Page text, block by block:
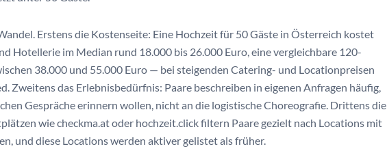
Erstens die Kostenseite: Eine Hochzeit für 50 Gäste in Österreich kostet
Hotellerie im Median rund 18.000 bis 26.000 Euro, eine vergleichbare 120-
38.000 und 55.000 Euro — bei steigenden Catering- und Locationpreisen
Zweitens das Erlebnisbedürfnis: Paare beschreiben in eigenen Anfragen häufig,
Gespräche erinnern wollen, nicht an die logistische Choreografie. Drittens die
wie checkma.at oder hochzeit.click filtern Paare gezielt nach Locations mit
und diese Locations werden aktiver gelistet als früher.